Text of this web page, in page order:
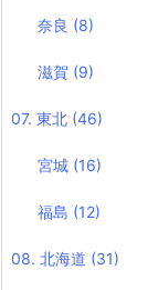
奈良 (8)
滋賀 (9)
07. 東北 (46)
宮城 (16)
福島 (12)
08. 北海道 (31)